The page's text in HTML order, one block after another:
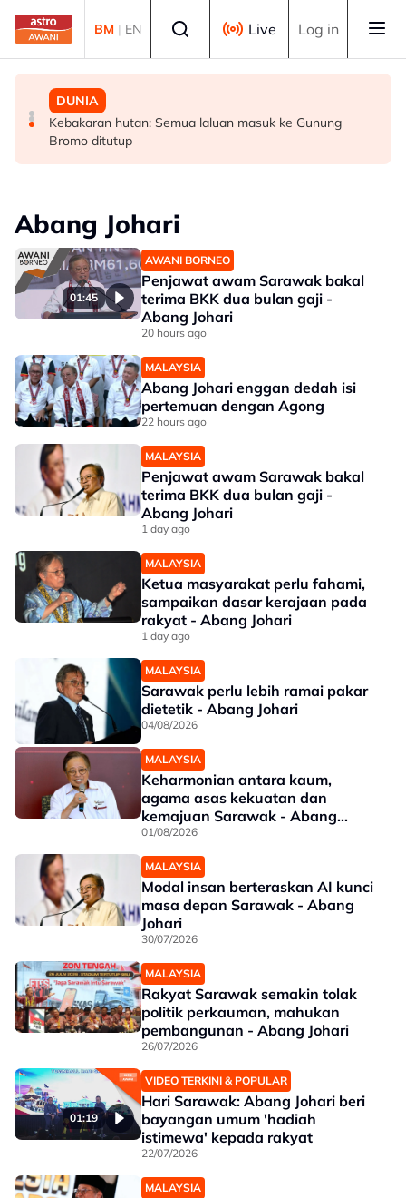
Skip to main content
BM | EN Live Log in
POLITIK
AMK desak siasatan menyeluruh dapatan RCI Tabung
Haji, fokus tiga isu kritikal
POLITIK
PRN: PH Melaka terbuka kerjasama politik, optimis
tambah kerusi DUN – Adly
DUNIA
Kebakaran hutan: Semua laluan masuk ke Gunung
Bromo ditutup
Abang Johari
01:45
AWANI BORNEO
Penjawat awam Sarawak bakal
terima BKK dua bulan gaji -
Abang Johari
20 hours ago
MALAYSIA
Abang Johari enggan dedah isi
pertemuan dengan Agong
22 hours ago
MALAYSIA
Penjawat awam Sarawak bakal
terima BKK dua bulan gaji -
Abang Johari
1 day ago
MALAYSIA
Ketua masyarakat perlu fahami,
sampaikan dasar kerajaan pada
rakyat - Abang Johari
1 day ago
MALAYSIA
Sarawak perlu lebih ramai pakar
dietetik - Abang Johari
04/08/2026
MALAYSIA
Keharmonian antara kaum,
agama asas kekuatan dan
kemajuan Sarawak - Abang
Johari
01/08/2026
MALAYSIA
Modal insan berteraskan AI kunci
masa depan Sarawak - Abang
Johari
30/07/2026
MALAYSIA
Rakyat Sarawak semakin tolak
politik perkauman, mahukan
pembangunan - Abang Johari
26/07/2026
01:19
VIDEO TERKINI & POPULAR
Hari Sarawak: Abang Johari beri
bayangan umum 'hadiah
istimewa' kepada rakyat
22/07/2026
MALAYSIA